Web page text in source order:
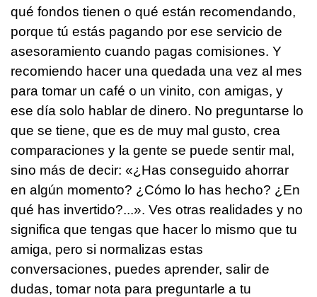
qué fondos tienen o qué están recomendando,
porque tú estás pagando por ese servicio de
asesoramiento cuando pagas comisiones. Y
recomiendo hacer una quedada una vez al mes
para tomar un café o un vinito, con amigas, y
ese día solo hablar de dinero. No preguntarse lo
que se tiene, que es de muy mal gusto, crea
comparaciones y la gente se puede sentir mal,
sino más de decir: «¿Has conseguido ahorrar
en algún momento? ¿Cómo lo has hecho? ¿En
qué has invertido?...». Ves otras realidades y no
significa que tengas que hacer lo mismo que tu
amiga, pero si normalizas estas
conversaciones, puedes aprender, salir de
dudas, tomar nota para preguntarle a tu